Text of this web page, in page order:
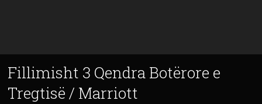
Fillimisht 3 Qendra Botërore e
Tregtisë / Marriott